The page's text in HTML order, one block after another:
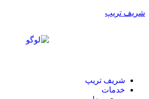
شریف تریپ
شریف تریپ
خدمات